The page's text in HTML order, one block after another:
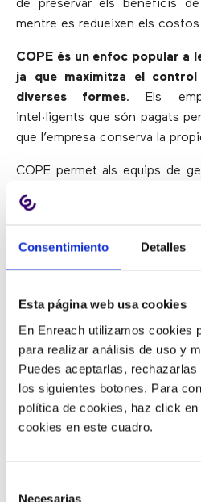
Consentimiento Detalles
Esta página web usa cookies
En Enreach utilizamos cookies
para realizar análisis de uso y
Puedes aceptarlas,
los siguientes botones. Para
política de cookies, haz click
cookies en este cuadro.
Necesarias
de preservar els beneficis
mentre es redueixen els
COPE és un enfoc popular a
ja que maximitza el
diverses formes. Els
intel·ligents que són pagats
que l’empresa conserva la
COPE permet als equips de
major control sobre quins
quins controls estan en el
personalitzar el seu telèfon o
Entre els
destaquen:
Equilibri treball/vida
Aplicacions personals.
Tots els avantatges de CYOD.